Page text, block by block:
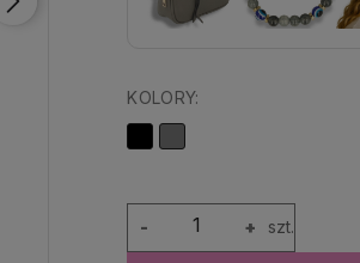
KOLORY:
+
- szt.